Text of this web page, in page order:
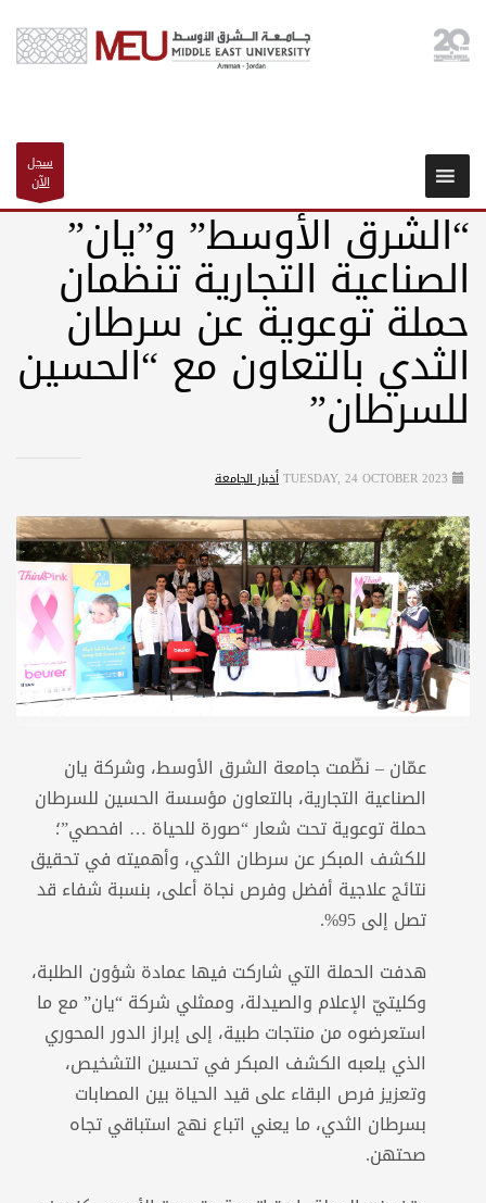
سجل
الآن
“الشرق الأوسط” و”يان”
الصناعية التجارية تنظمان
حملة توعوية عن سرطان
الثدي بالتعاون مع “الحسين
للسرطان”
TUESDAY, 24 OCTOBER 2023أخبار الجامعة
عمّان – نظّمت جامعة الشرق الأوسط، وشركة يان
الصناعية التجارية، بالتعاون مؤسسة الحسين للسرطان
حملة توعوية تحت شعار “صورة للحياة … افحصي”؛
للكشف المبكر عن سرطان الثدي، وأهميته في تحقيق
نتائج علاجية أفضل وفرص نجاة أعلى، بنسبة شفاء قد
تصل إلى 95%.
هدفت الحملة التي شاركت فيها عمادة شؤون الطلبة،
وكليتيّ الإعلام والصيدلة، وممثلي شركة “يان” مع ما
استعرضوه من منتجات طبية، إلى إبراز الدور المحوري
الذي يلعبه الكشف المبكر في تحسين التشخيص،
وتعزيز فرص البقاء على قيد الحياة بين المصابات
بسرطان الثدي، ما يعني اتباع نهج استباقي تجاه
صحتهن.